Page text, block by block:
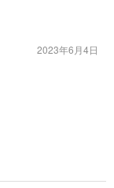
2023年6月4日